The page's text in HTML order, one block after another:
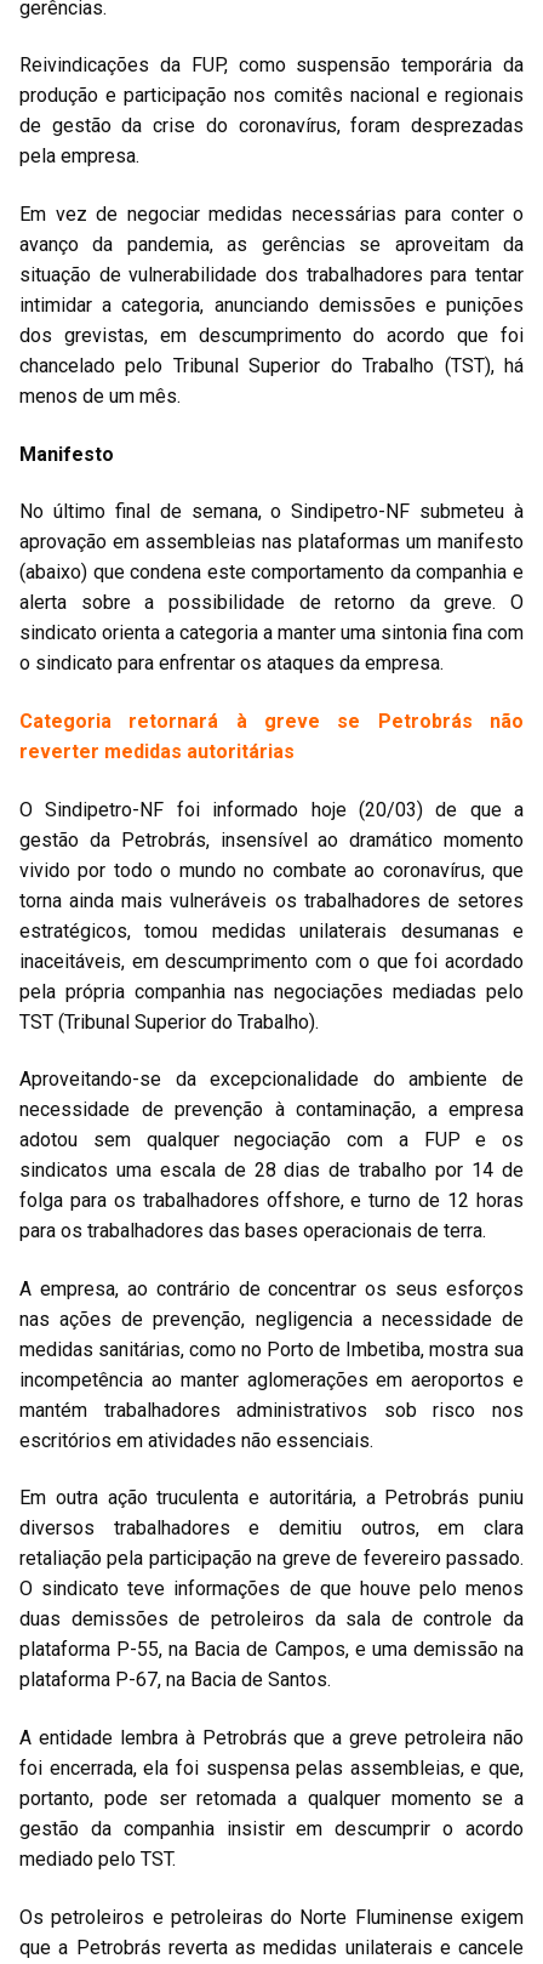
gerências.
Reivindicações da FUP, como suspensão temporária da
produção e participação nos comitês nacional e regionais
de gestão da crise do coronavírus, foram desprezadas
pela empresa.
Em vez de negociar medidas necessárias para conter o
avanço da pandemia, as gerências se aproveitam da
situação de vulnerabilidade dos trabalhadores para tentar
intimidar a categoria, anunciando demissões e punições
dos grevistas, em descumprimento do acordo que foi
chancelado pelo Tribunal Superior do Trabalho (TST), há
menos de um mês.
Manifesto
No último final de semana, o Sindipetro-NF submeteu à
aprovação em assembleias nas plataformas um manifesto
(abaixo) que condena este comportamento da companhia e
alerta sobre a possibilidade de retorno da greve. O
sindicato orienta a categoria a manter uma sintonia fina com
o sindicato para enfrentar os ataques da empresa.
Categoria retornará à greve se Petrobrás não
reverter medidas autoritárias
O Sindipetro-NF foi informado hoje (20/03) de que a
gestão da Petrobrás, insensível ao dramático momento
vivido por todo o mundo no combate ao coronavírus, que
torna ainda mais vulneráveis os trabalhadores de setores
estratégicos, tomou medidas unilaterais desumanas e
inaceitáveis, em descumprimento com o que foi acordado
pela própria companhia nas negociações mediadas pelo
TST (Tribunal Superior do Trabalho).
Aproveitando-se da excepcionalidade do ambiente de
necessidade de prevenção à contaminação, a empresa
adotou sem qualquer negociação com a FUP e os
sindicatos uma escala de 28 dias de trabalho por 14 de
folga para os trabalhadores offshore, e turno de 12 horas
para os trabalhadores das bases operacionais de terra.
A empresa, ao contrário de concentrar os seus esforços
nas ações de prevenção, negligencia a necessidade de
medidas sanitárias, como no Porto de Imbetiba, mostra sua
incompetência ao manter aglomerações em aeroportos e
mantém trabalhadores administrativos sob risco nos
escritórios em atividades não essenciais.
Em outra ação truculenta e autoritária, a Petrobrás puniu
diversos trabalhadores e demitiu outros, em clara
retaliação pela participação na greve de fevereiro passado.
O sindicato teve informações de que houve pelo menos
duas demissões de petroleiros da sala de controle da
plataforma P-55, na Bacia de Campos, e uma demissão na
plataforma P-67, na Bacia de Santos.
A entidade lembra à Petrobrás que a greve petroleira não
foi encerrada, ela foi suspensa pelas assembleias, e que,
portanto, pode ser retomada a qualquer momento se a
gestão da companhia insistir em descumprir o acordo
mediado pelo TST.
Os petroleiros e petroleiras do Norte Fluminense exigem
que a Petrobrás reverta as medidas unilaterais e cancele